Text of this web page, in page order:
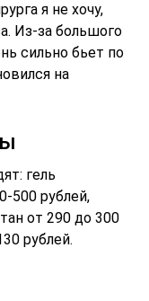
я не хочу,
Из-за большого
сильно бьет по
на
гель
500 рублей,
от 290 до 300
рублей.